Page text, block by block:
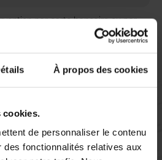
À propos des cookies
de personnaliser le contenu
fonctionnalités relatives aux
par carte bancaire ou par
facture vous sont envoyés par